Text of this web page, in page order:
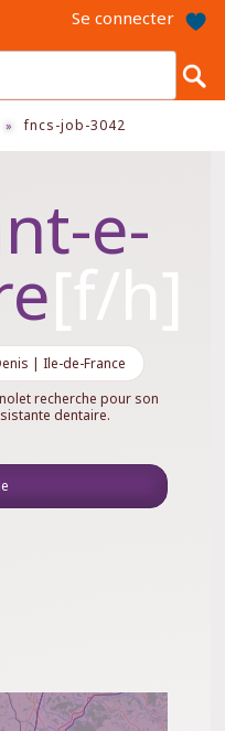
Se connecter
» fncs-job-3042
e-
| Ile-de-France
recherche pour son
dentaire.